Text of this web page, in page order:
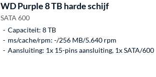
WDPurple 8 TB harde schijf
SATA 600
Capaciteit: 8 TB
ms/cache/rpm: -/256 MB/5.640 rpm
Aansluiting: 1x 15-pins aansluiting, 1x SATA/600